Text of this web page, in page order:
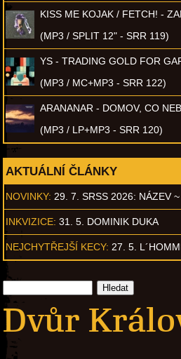
KISS ME KOJAK / FETCH! -
(MP3 / SPLIT 12" - SRR 119)
YS - TRADING GOLD FOR
(MP3 / MC+MP3 - SRR 122)
ARANANAR - DOMOV, CO
(MP3 / LP+MP3 - SRR 120)
AKTUÁLNÍ ČLÁNKY
NOVINKY: 29. 7. SRSS 2026: NÁZEV
INKVIZICE: 31. 5. DOMINIK DUKA
NEJCHYTŘEJŠÍ KECY: 27. 5.
Dvůr